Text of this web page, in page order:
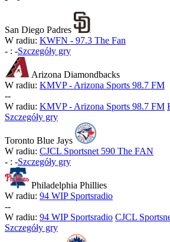
San Diego Padres
W radiu: KWFN - 97.3 The Fan
- : -Szczegóły gry
Arizona Diamondbacks
W radiu: KMVP - Arizona Sports 98.7 FM
--
W radiu: KMVP - Arizona Sports 98.7 FM
Szczegóły gry
Toronto Blue Jays
W radiu: CJCL Sportsnet 590 The FAN
- : -Szczegóły gry
Philadelphia Phillies
W radiu: 94 WIP Sportsradio
--
W radiu: 94 WIP Sportsradio CJCL
Szczegóły gry